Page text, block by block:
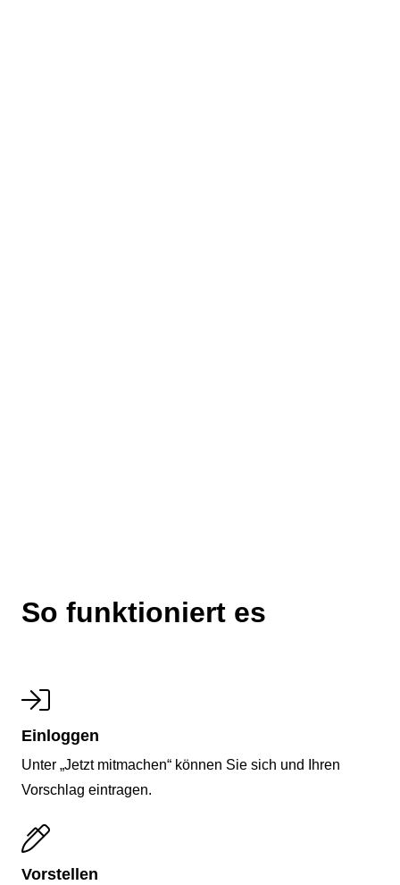
So funktioniert es
Einloggen
Unter „Jetzt mitmachen“ können Sie sich und Ihren
Vorschlag eintragen.
Vorstellen